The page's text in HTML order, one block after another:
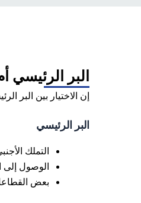
البر الرئيسي
إن الاختيار بين البر
البر الرئيسي
التملك
الوصول إلى
بعض